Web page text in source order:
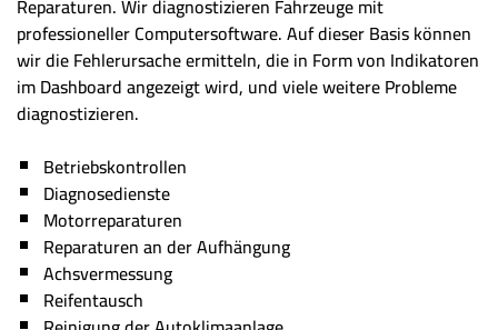
professioneller Computersoftware. Auf dieser Basis können
wir die Fehlerursache ermitteln, die in Form von Indikatoren
im Dashboard angezeigt wird, und viele weitere Probleme
diagnostizieren.
Betriebskontrollen
Diagnosedienste
Motorreparaturen
Reparaturen an der Aufhängung
Achsvermessung
Reifentausch